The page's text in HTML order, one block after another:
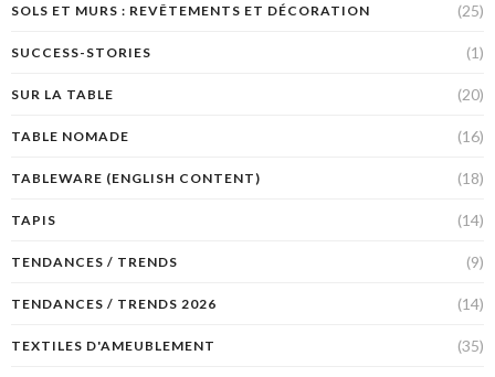
SOLS ET MURS : REVÊTEMENTS ET DÉCORATION (25)
SUCCESS-STORIES (1)
SUR LA TABLE (20)
TABLE NOMADE (16)
TABLEWARE (ENGLISH CONTENT) (18)
TAPIS (14)
TENDANCES / TRENDS (9)
TENDANCES / TRENDS 2026 (14)
TEXTILES D'AMEUBLEMENT (35)